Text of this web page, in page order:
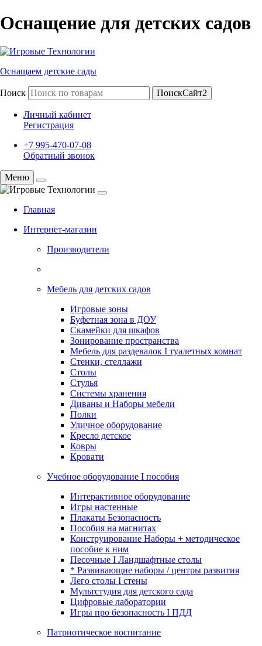
Оснащение для детских садов
Оснащаем детские сады
Поиск ПоискСайт2
Личный кабинет
Регистрация
+7 995-470-07-08
Обратный звонок
Меню
Главная
Интернет-магазин
Производители
Мебель для детских садов
Игровые зоны
Буфетная зона в ДОУ
Скамейки для шкафов
Зонирование пространства
Мебель для раздевалок I туалетных комнат
Стенки, стеллажи
Столы
Стулья
Системы хранения
Диваны и Наборы мебели
Полки
Уличное оборудование
Кресло детское
Ковры
Кровати
Учебное оборудование I пособия
Интерактивное оборудование
Игры настенные
Плакаты Безопасность
Пособия на магнитах
Конструирование Наборы + методическое
пособие к ним
Песочные I Ландшафтные столы
* Развивающие наборы / центры развития
Лего столы I стены
Мультстудия для детского сада
Цифровые лаборатории
Игры про безопасность I ПДД
Патриотическое воспитание